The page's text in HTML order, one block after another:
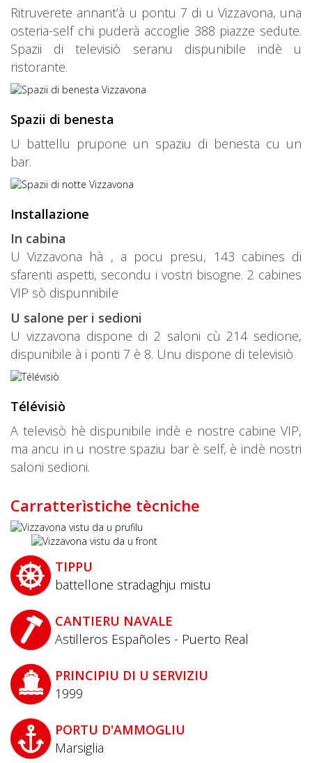
Ritruverete annant’à u pontu 7 di u Vizzavona, una
osteria-self chi puderà accoglie 388 piazze sedute.
Spazii di televisiò seranu dispunibile indè u
ristorante.
Spazii di benesta
U battellu prupone un spaziu di benesta cu un
bar.
Installazione
In cabina
U Vizzavona hà , a pocu presu, 143 cabines di
sfarenti aspetti, secondu i vostri bisogne. 2 cabines
VIP sò dispunnibile
U salone per i sedioni
U vizzavona dispone di 2 saloni cù 214 sedione,
dispunibile à i ponti 7 è 8. Unu dispone di televisiò
Télévisiò
A televisò hè dispunibile indè e nostre cabine VIP,
ma ancu in u nostre spaziu bar è self, è indè nostri
saloni sedioni.
Carratterìstiche tècniche
TIPPU
battellone stradaghju mistu
CANTIERU NAVALE
Astilleros Españoles - Puerto Real
PRINCIPIU DI U SERVIZIU
1999
PORTU D'AMMOGLIU
Marsiglia